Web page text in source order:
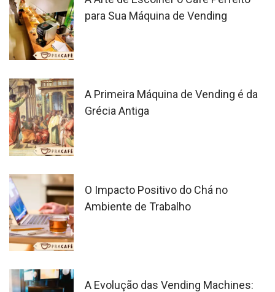
para Sua Máquina de Vending
A Primeira Máquina de Vending é da
Grécia Antiga
O Impacto Positivo do Chá no
Ambiente de Trabalho
A Evolução das Vending Machines: